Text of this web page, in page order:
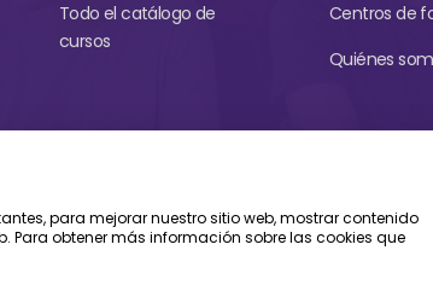
Todo el catálogo de
cursos
Centros de
Quiénes
Una web
para mejorar nuestro sitio web, mostrar contenido
Para obtener más información sobre las cookies que